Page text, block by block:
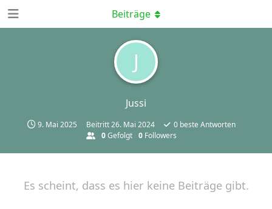
J
Jussi
9. Mai 2025 Beitritt26. Mai 2024 0 beste Antworten
0Gefolgt 0 Followers
Beiträge
Es scheint, dass es hier keine Beiträge gibt.